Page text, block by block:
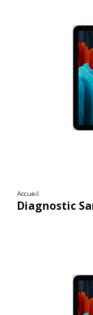
Accueil
Diagnostic